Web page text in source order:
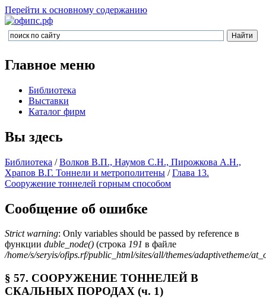
Перейти к основному содержанию
Главное меню
Библиотека
Выставки
Каталог фирм
Вы здесь
Библиотека /Волков В.П., Наумов С.Н., Пирожкова А.Н.,
Храпов В.Г. Тоннели и метрополитены /Глава 13.
Сооружение тоннелей горным способом
Сообщение об ошибке
Strict warning: Only variables should be passed by reference в
функции duble_node() (строка 191 в файле
/home/s/seryis/ofips.rf/public_html/sites/all/themes/adaptivetheme/
§ 57. СООРУЖЕНИЕ ТОННЕЛЕЙ В
СКАЛЬНЫХ ПОРОДАХ (ч. 1)